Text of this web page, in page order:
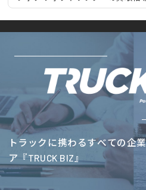
トラックに携わるすべての企
ア『TRUCK BIZ』